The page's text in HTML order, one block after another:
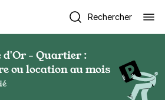
Rechercher
d'Or - Quartier :
ou location au mois